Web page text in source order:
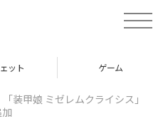
t
o
v
ット ゲーム
「装甲娘 ミゼレムクライシス」